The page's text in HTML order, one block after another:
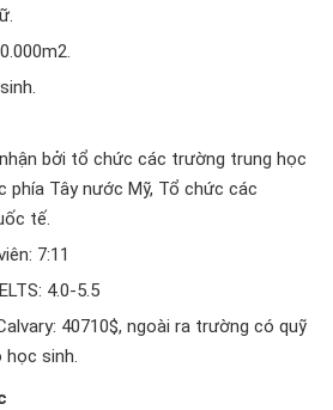
bởi tổ chức các trường trung học
phía Tây nước Mỹ, Tổ chức các
tế.
7:11
4.0-5.5
40710$, ngoài ra trường có quỹ
học sinh.